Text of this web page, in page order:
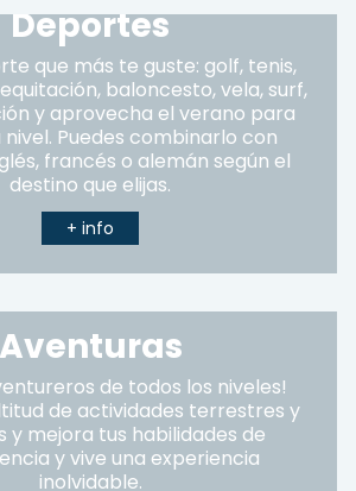
Deportes
que más te guste: golf, tenis,
baloncesto, vela, surf,
y aprovecha el verano para
Puedes combinarlo con
francés o alemán según el
destino que elijas.
+ info
Aventuras
de todos los niveles!
de actividades terrestres y
y mejora tus habilidades de
y vive una experiencia
inolvidable.